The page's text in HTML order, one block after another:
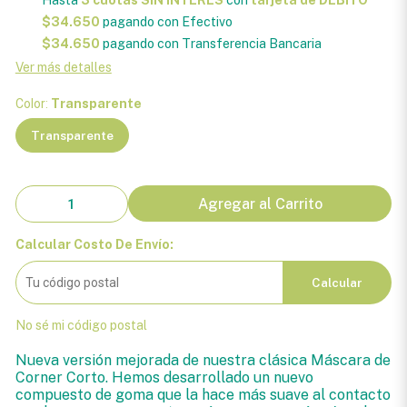
$34.650 pagando con Efectivo
$34.650 pagando con Transferencia Bancaria
Ver más detalles
Color: Transparente
Transparente
Agregar al Carrito
Calcular Costo De Envío:
Calcular
No sé mi código postal
Nueva versión mejorada de nuestra clásica Máscara de
Corner Corto. Hemos desarrollado un nuevo
compuesto de goma que la hace más suave al contacto